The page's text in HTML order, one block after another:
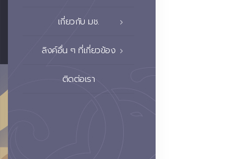
เกี่ยวกับ มช.
ลิงค์อื่น ๆ ที่เกี่ยวข้อง
ติดต่อเรา